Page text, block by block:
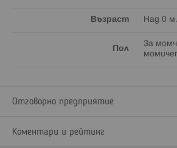
Възраст Над 0 м.
Пол
За
Отговорно предприятие
Коментари и рейтинг